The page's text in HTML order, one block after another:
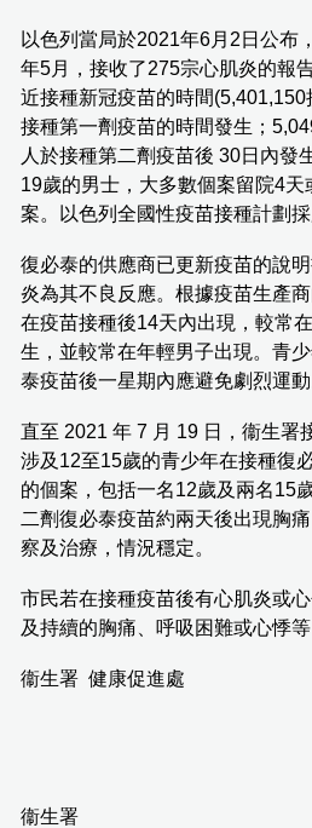
以色列當局於2021年6月2日公布
年5月，接收了275宗心肌炎的報
近接種新冠疫苗的時間
接種第一劑疫苗的時間發生；
人於接種第二劑疫苗後 30日內發
19歲的男士，大多數個案留院4
案。以色列全國性疫苗接種計劃採
復必泰的供應商已更新疫苗的說
炎為其不良反應。根據疫苗生產
在疫苗接種後14天內出現，較常
生，並較常在年輕男子出現。青
泰疫苗後一星期內應避免劇烈運動
直至 2021 年 7 月 19 日，衞生署
涉及12至15歲的青少年在接種復
的個案，包括一名12歲及兩名15
二劑復必泰疫苗約兩天後出現胸
察及治療，情況穩定。
市民若在接種疫苗後有心肌炎或
及持續的胸痛、呼吸困難或心悸等
衞生署 健康促進處
衞生署